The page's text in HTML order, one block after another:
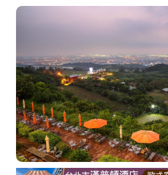
推薦景點
討論區
聯絡我們